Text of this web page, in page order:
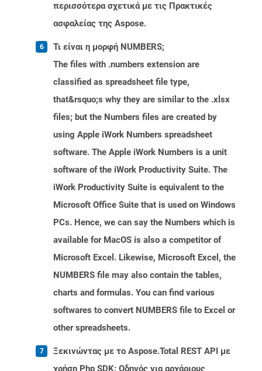
περισσότερα σχετικά με τις Πρακτικές
ασφαλείας της Aspose.
Τι είναι η μορφή NUMBERS;
The files with .numbers extension are
classified as spreadsheet file type,
that&rsquo;s why they are similar to the .xlsx
files; but the Numbers files are created by
using Apple iWork Numbers spreadsheet
software. The Apple iWork Numbers is a unit
software of the iWork Productivity Suite. The
iWork Productivity Suite is equivalent to the
Microsoft Office Suite that is used on Windows
PCs. Hence, we can say the Numbers which is
available for MacOS is also a competitor of
Microsoft Excel. Likewise, Microsoft Excel, the
NUMBERS file may also contain the tables,
charts and formulas. You can find various
softwares to convert NUMBERS file to Excel or
other spreadsheets.
Ξεκινώντας με το Aspose.Total REST API με
χρήση Php SDK: Οδηγός για αρχάριους